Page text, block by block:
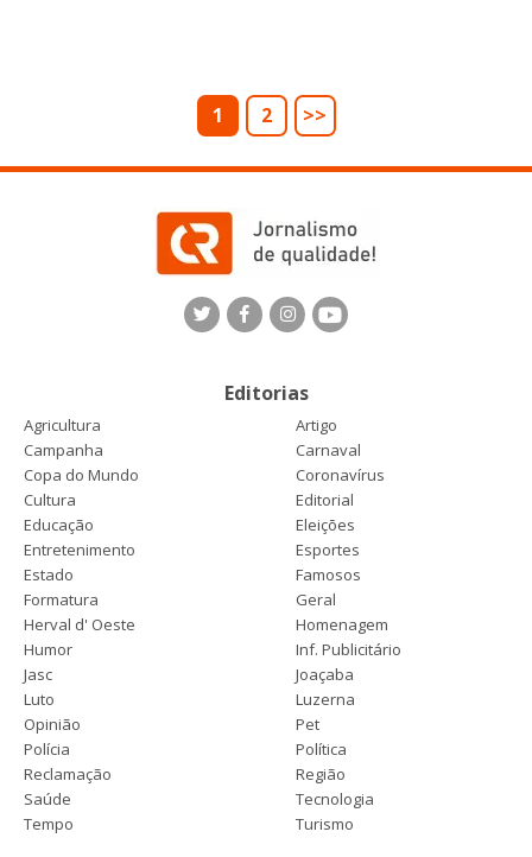
1 2 >>
Editorias
Agricultura
Artigo
Campanha
Carnaval
Copa do Mundo
Coronavírus
Cultura
Editorial
Educação
Eleições
Entretenimento
Esportes
Estado
Famosos
Formatura
Geral
Herval d' Oeste
Homenagem
Humor
Inf. Publicitário
Jasc
Joaçaba
Luto
Luzerna
Opinião
Pet
Polícia
Política
Reclamação
Região
Saúde
Tecnologia
Tempo
Turismo